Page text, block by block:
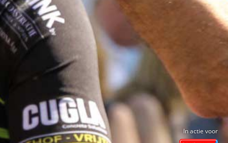
In actie voor